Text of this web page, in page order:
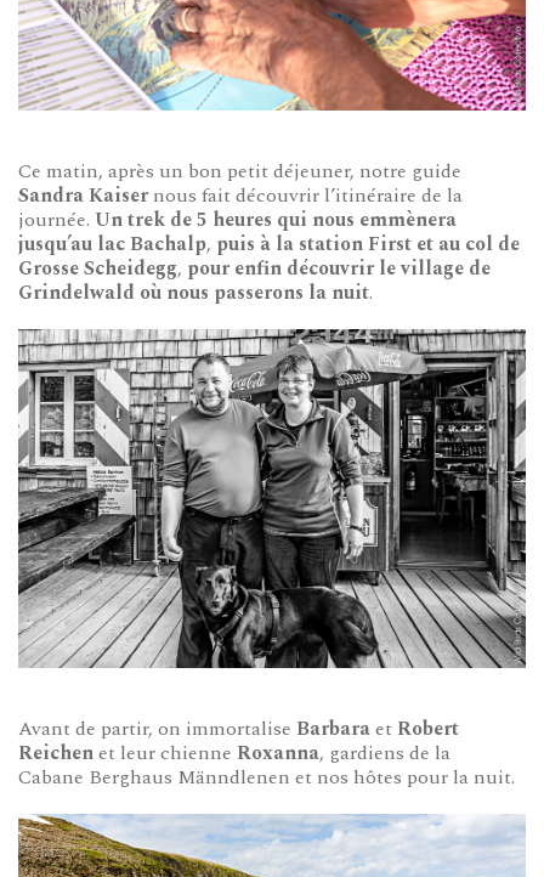
Ce matin, après un bon petit déjeuner, notre guide
Sandra Kaiser nous fait découvrir l’itinéraire de la
journée. Un trek de 5 heures qui nous emmènera
jusqu’au lac Bachalp, puis à la station First et au col de
Grosse Scheidegg, pour enfin découvrir le village de
Grindelwald où nous passerons la nuit.
Avant de partir, on immortalise Barbaraet Robert
Reichenet leur chienne Roxanna, gardiens de la
Cabane Berghaus Männdlenen et nos hôtes pour la nuit.